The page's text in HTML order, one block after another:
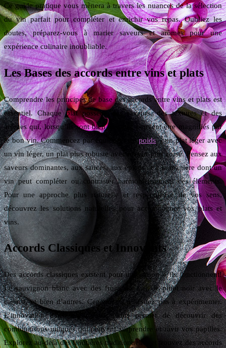
Ce guide pratique vous mènera à travers les nuances de la sélection
du vin parfait pour compléter et enrichir vos repas. Oubliez les
doutes, préparez-vous à marier saveurs et arômes pour une
expérience culinaire inoubliable.
Les Bases des accords entre vins et plats
Comprendre les principes de base des accords entre vins et plats est
essentiel. Chaque plat possède des saveurs, des textures et des
arômes qui, lorsqu’ils sont bien assortis, peuvent être magnifiés par
le bon vin. Commencez par équilibrer lespoids– un plat léger avec
un vin léger, un plat plus robuste avec un vin plus corsé. Pensez aux
saveurs dominantes, aux sauces, aux épices et à la manière dont un
vin peut compléter ou contraster harmonieusement ces éléments.
Pour une approche plus naturelle et respectueuse de vos sens,
découvrez les solutions naturelles pour accompagner vos plats et
vins.
Accords Classiques et Innovants
Des accords classiques existent pour une raison – ils fonctionnent!
Le sauvignon blanc avec des fruits de mer, le pinot noir avec le
canard, et bien d’autres. Cependant, n’hésitez pas à expérimenter.
L’innovation dans les accords vous permet de découvrir des
combinaisons uniques qui peuvent surprendre et ravir vos papilles.
Explorez au-delà des frontières traditionnelles et trouvez des accords